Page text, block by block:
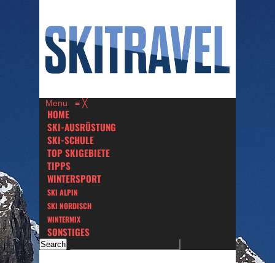
Menu ≡ ╳
HOME
SKI-AUSRÜSTUNG
SKI-SCHULE
TOP SKIGEBIETE
TIPPS
WINTERSPORT
SKI ALPIN
SKI NORDISCH
WINTERMIX
SONSTIGES